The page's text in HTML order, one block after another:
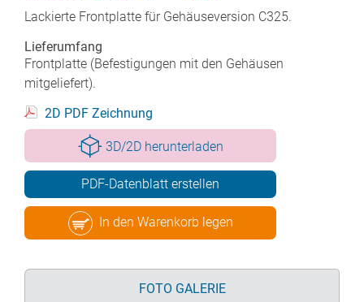
Lackierte Frontplatte für Gehäuseversion C325.
Lieferumfang
Frontplatte (Befestigungen mit den Gehäusen
mitgeliefert).
2D PDF Zeichnung
3D/2D herunterladen
PDF-Datenblatt erstellen
In den Warenkorb legen
FOTO GALERIE